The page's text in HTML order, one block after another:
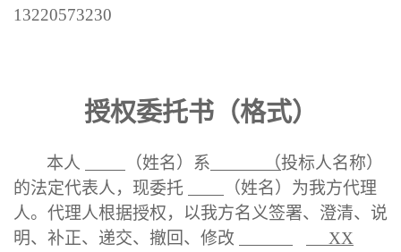
13220573230
授权委托书（格式）
本人 （姓名）系 （投标人名称）
的法定代表人，现委托
（姓名）为我方代理
人。代理人根据授权，以我方名义签署、澄清、说
明、补正、递交、撤回、修改
XX